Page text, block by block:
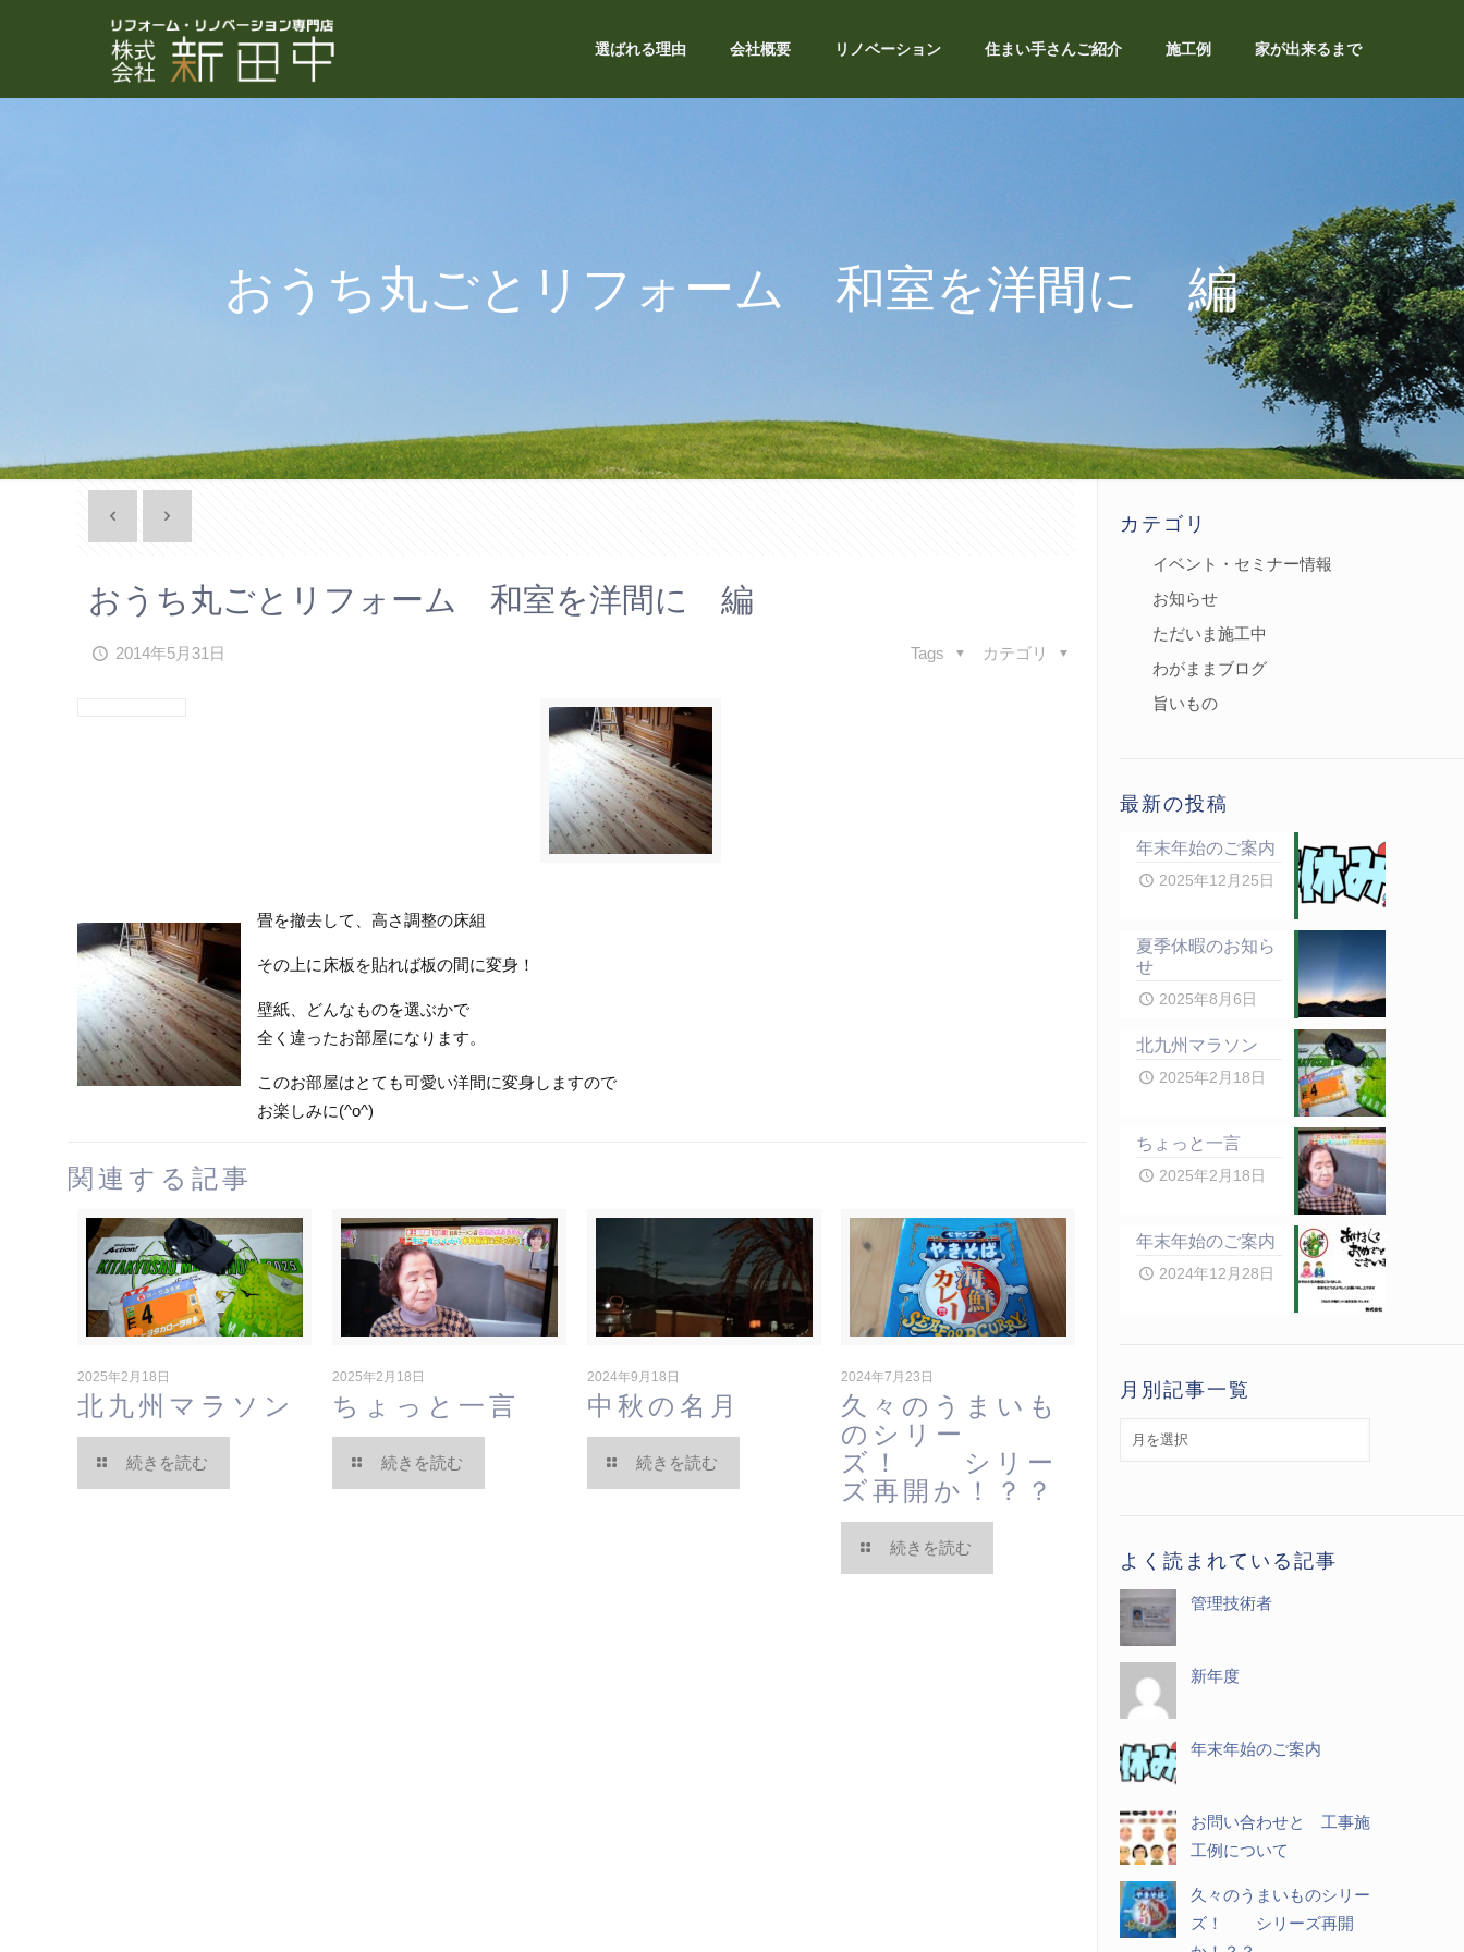
選ばれる理由 会社概要 リノベーション 住まい手さんご紹介 施工例 家が出来るまで
おうち丸ごとリフォーム 和室を洋間に 編
おうち丸ごとリフォーム 和室を洋間に 編
2014年5月31日 カテゴリ
Tags
畳を撤去して、高さ調整の床組
その上に床板を貼れば板の間に変身！
壁紙、どんなものを選ぶかで
全く違ったお部屋になります。
このお部屋はとても可愛い洋間に変身しますので
お楽しみに(^o^)
関連する記事
2025年2月18日
北九州マラソン
続きを読む
2025年2月18日
ちょっと一言
続きを読む
2024年9月18日
中秋の名月
続きを読む
2024年7月23日
久々のうまいも
のシリー
ズ！ シリー
ズ再開か！？？
続きを読む
カテゴリ
イベント・セミナー情報
お知らせ
ただいま施工中
わがままブログ
旨いもの
最新の投稿
年末年始のご案内
2025年12月25日
夏季休暇のお知ら
せ
2025年8月6日
北九州マラソン
2025年2月18日
ちょっと一言
2025年2月18日
年末年始のご案内
2024年12月28日
月別記事一覧
覧
よく読まれている記事
管理技術者
新年度
年末年始のご案内
お問い合わせと 工事施
工例について
久々のうまいものシリー
ズ！ シリーズ再開